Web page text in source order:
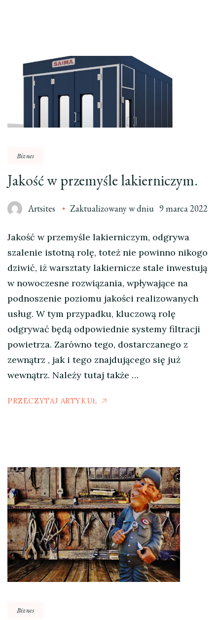
Biznes
Jakość w przemyśle lakierniczym.
Artsites Zaktualizowany w dniu 9 marca 2022
Jakość w przemyśle lakierniczym, odgrywa
szalenie istotną rolę, toteż nie powinno nikogo
dziwić, iż warsztaty lakiernicze stale inwestują
w nowoczesne rozwiązania, wpływające na
podnoszenie poziomu jakości realizowanych
usług. W tym przypadku, kluczową rolę
odgrywać będą odpowiednie systemy filtracji
powietrza. Zarówno tego, dostarczanego z
zewnątrz , jak i tego znajdującego się już
wewnątrz. Należy tutaj także …
PRZECZYTAJ ARTYKUŁ
Biznes